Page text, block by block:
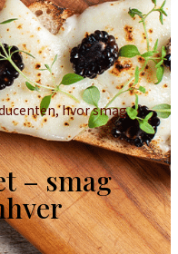
hvor smag
– smag